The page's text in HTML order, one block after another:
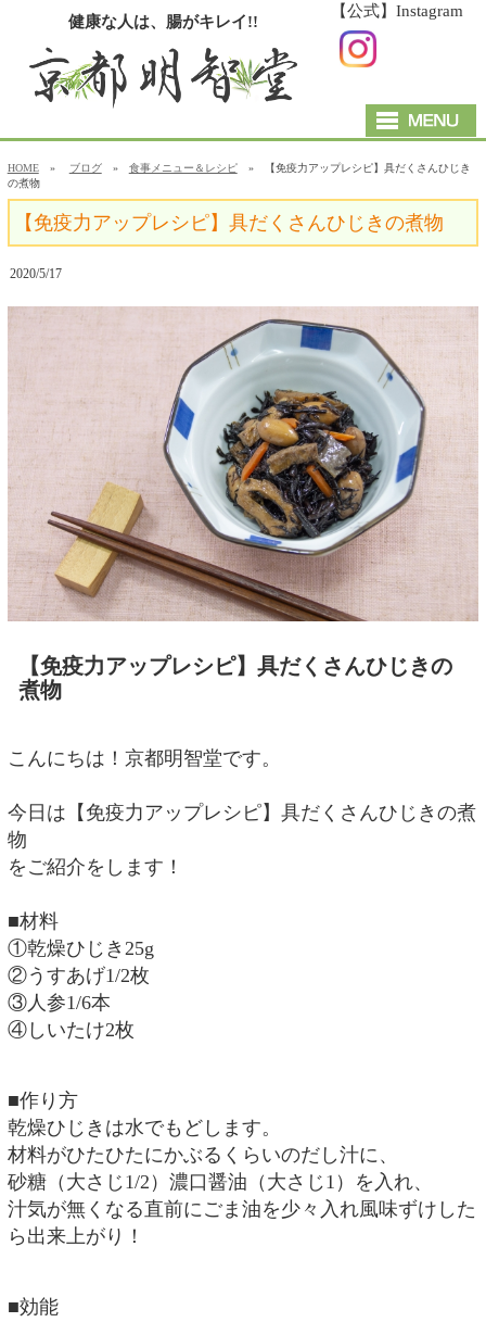
健康な人は、腸がキレイ!!
【公式】Instagram
HOME» ブログ» 食事メニュー＆レシピ» 【免疫力アップレシピ】具だくさんひじき
の煮物
【免疫力アップレシピ】具だくさんひじきの煮物
2020/5/17
【免疫力アップレシピ】具だくさんひじきの
煮物
こんにちは！京都明智堂です。
今日は【免疫力アップレシピ】具だくさんひじきの煮
物
をご紹介をします！
■材料
①乾燥ひじき25g
②うすあげ1/2枚
③人参1/6本
④しいたけ2枚
■作り方
乾燥ひじきは水でもどします。
材料がひたひたにかぶるくらいのだし汁に、
砂糖（大さじ1/2）濃口醤油（大さじ1）を入れ、
汁気が無くなる直前にごま油を少々入れ風味ずけした
ら出来上がり！
■効能